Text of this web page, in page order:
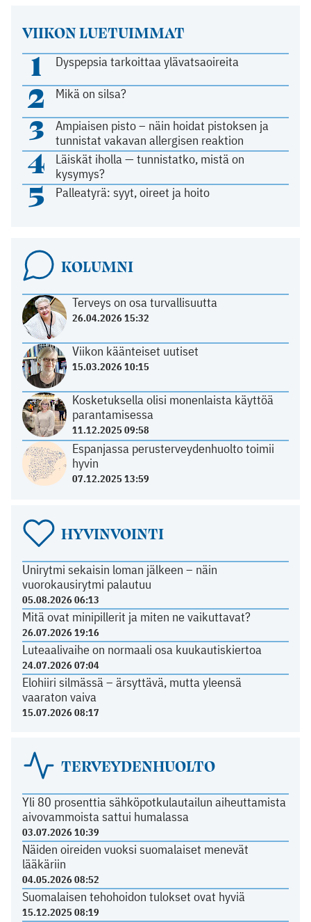
VIIKON LUETUIMMAT
1 Dyspepsia tarkoittaa ylävatsaoireita
2 Mikä on silsa?
3
Ampiaisen pisto – näin hoidat pistoksen ja
tunnistat vakavan allergisen reaktion
4
Läiskät iholla — tunnistatko, mistä on
kysymys?
5 Palleatyrä: syyt, oireet ja hoito
KOLUMNI
Terveys on osa turvallisuutta
26.04.2026 15:32
Viikon käänteiset uutiset
15.03.2026 10:15
Kosketuksella olisi monenlaista käyttöä
parantamisessa
11.12.2025 09:58
Espanjassa perusterveydenhuolto toimii
hyvin
07.12.2025 13:59
HYVINVOINTI
Unirytmi sekaisin loman jälkeen – näin
vuorokausirytmi palautuu
05.08.2026 06:13
Mitä ovat minipillerit ja miten ne vaikuttavat?
26.07.2026 19:16
Luteaalivaihe on normaali osa kuukautiskiertoa
24.07.2026 07:04
Elohiiri silmässä – ärsyttävä, mutta yleensä
vaaraton vaiva
15.07.2026 08:17
TERVEYDENHUOLTO
Yli 80 prosenttia sähköpotkulautailun aiheuttamista
aivovammoista sattui humalassa
03.07.2026 10:39
Näiden oireiden vuoksi suomalaiset menevät
lääkäriin
04.05.2026 08:52
Suomalaisen tehohoidon tulokset ovat hyviä
15.12.2025 08:19